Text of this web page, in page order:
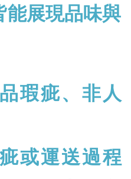
能展現品味與
瑕疵、非人
或運送過程